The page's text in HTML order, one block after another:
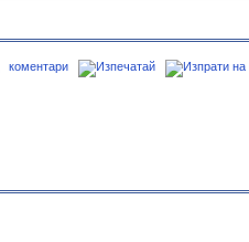
коментари